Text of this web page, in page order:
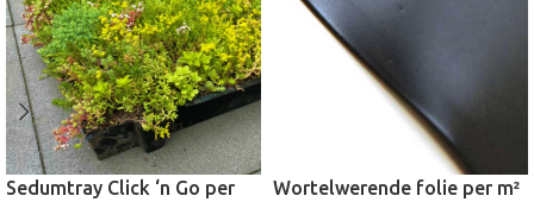
Sedumtray Click ‘n Go per
Wortelwerende folie per m²